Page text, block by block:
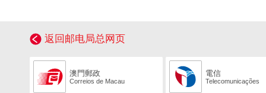
返回邮电局总网页
澳門郵政
Correios de Macau
電信
Telecomunicações